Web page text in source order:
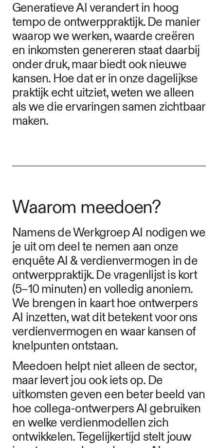
Generatieve AI verandert in hoog
tempo de ontwerppraktijk. De manier
waarop we werken, waarde creëren
en inkomsten genereren staat daarbij
onder druk, maar biedt ook nieuwe
kansen. Hoe dat er in onze dagelijkse
praktijk echt uitziet, weten we alleen
als we die ervaringen samen zichtbaar
maken.
Waarom meedoen?
Namens de Werkgroep AI nodigen we
je uit om deel te nemen aan onze
enquête AI & verdienvermogen in de
ontwerppraktijk. De vragenlijst is kort
(5–10 minuten) en volledig anoniem.
We brengen in kaart hoe ontwerpers
AI inzetten, wat dit betekent voor ons
verdienvermogen en waar kansen of
knelpunten ontstaan.
Meedoen helpt niet alleen de sector,
maar levert jou ook iets op. De
uitkomsten geven een beter beeld van
hoe collega-ontwerpers AI gebruiken
en welke verdienmodellen zich
ontwikkelen. Tegelijkertijd stelt jouw